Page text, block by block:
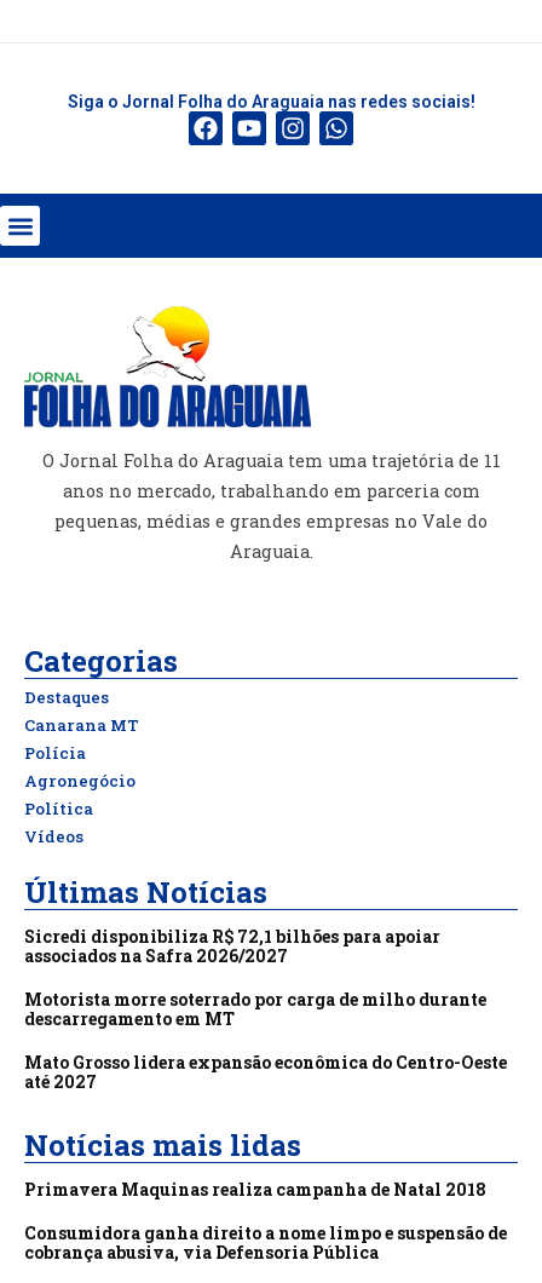
Siga o Jornal Folha do Araguaia nas redes sociais!
O Jornal Folha do Araguaia tem uma trajetória de 11
anos no mercado, trabalhando em parceria com
pequenas, médias e grandes empresas no Vale do
Araguaia.
Categorias
Destaques
Canarana MT
Polícia
Agronegócio
Política
Vídeos
Últimas Notícias
Sicredi disponibiliza R$ 72,1 bilhões para apoiar
associados na Safra 2026/2027
Motorista morre soterrado por carga de milho durante
descarregamento em MT
Mato Grosso lidera expansão econômica do Centro-Oeste
até 2027
Notícias mais lidas
Primavera Maquinas realiza campanha de Natal 2018
Consumidora ganha direito a nome limpo e suspensão de
cobrança abusiva, via Defensoria Pública